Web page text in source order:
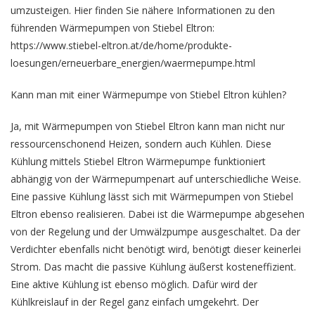
umzusteigen. Hier finden Sie nähere Informationen zu den
führenden Wärmepumpen von Stiebel Eltron:
https://www.stiebel-eltron.at/de/home/produkte-
loesungen/erneuerbare_energien/waermepumpe.html
Kann man mit einer Wärmepumpe von Stiebel Eltron kühlen?
Ja, mit Wärmepumpen von Stiebel Eltron kann man nicht nur
ressourcenschonend Heizen, sondern auch Kühlen. Diese
Kühlung mittels Stiebel Eltron Wärmepumpe funktioniert
abhängig von der Wärmepumpenart auf unterschiedliche Weise.
Eine passive Kühlung lässt sich mit Wärmepumpen von Stiebel
Eltron ebenso realisieren. Dabei ist die Wärmepumpe abgesehen
von der Regelung und der Umwälzpumpe ausgeschaltet. Da der
Verdichter ebenfalls nicht benötigt wird, benötigt dieser keinerlei
Strom. Das macht die passive Kühlung äußerst kosteneffizient.
Eine aktive Kühlung ist ebenso möglich. Dafür wird der
Kühlkreislauf in der Regel ganz einfach umgekehrt. Der